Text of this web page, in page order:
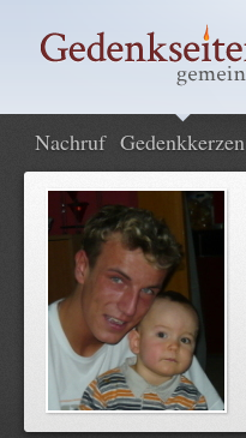
Nachruf Gedenkkerzen